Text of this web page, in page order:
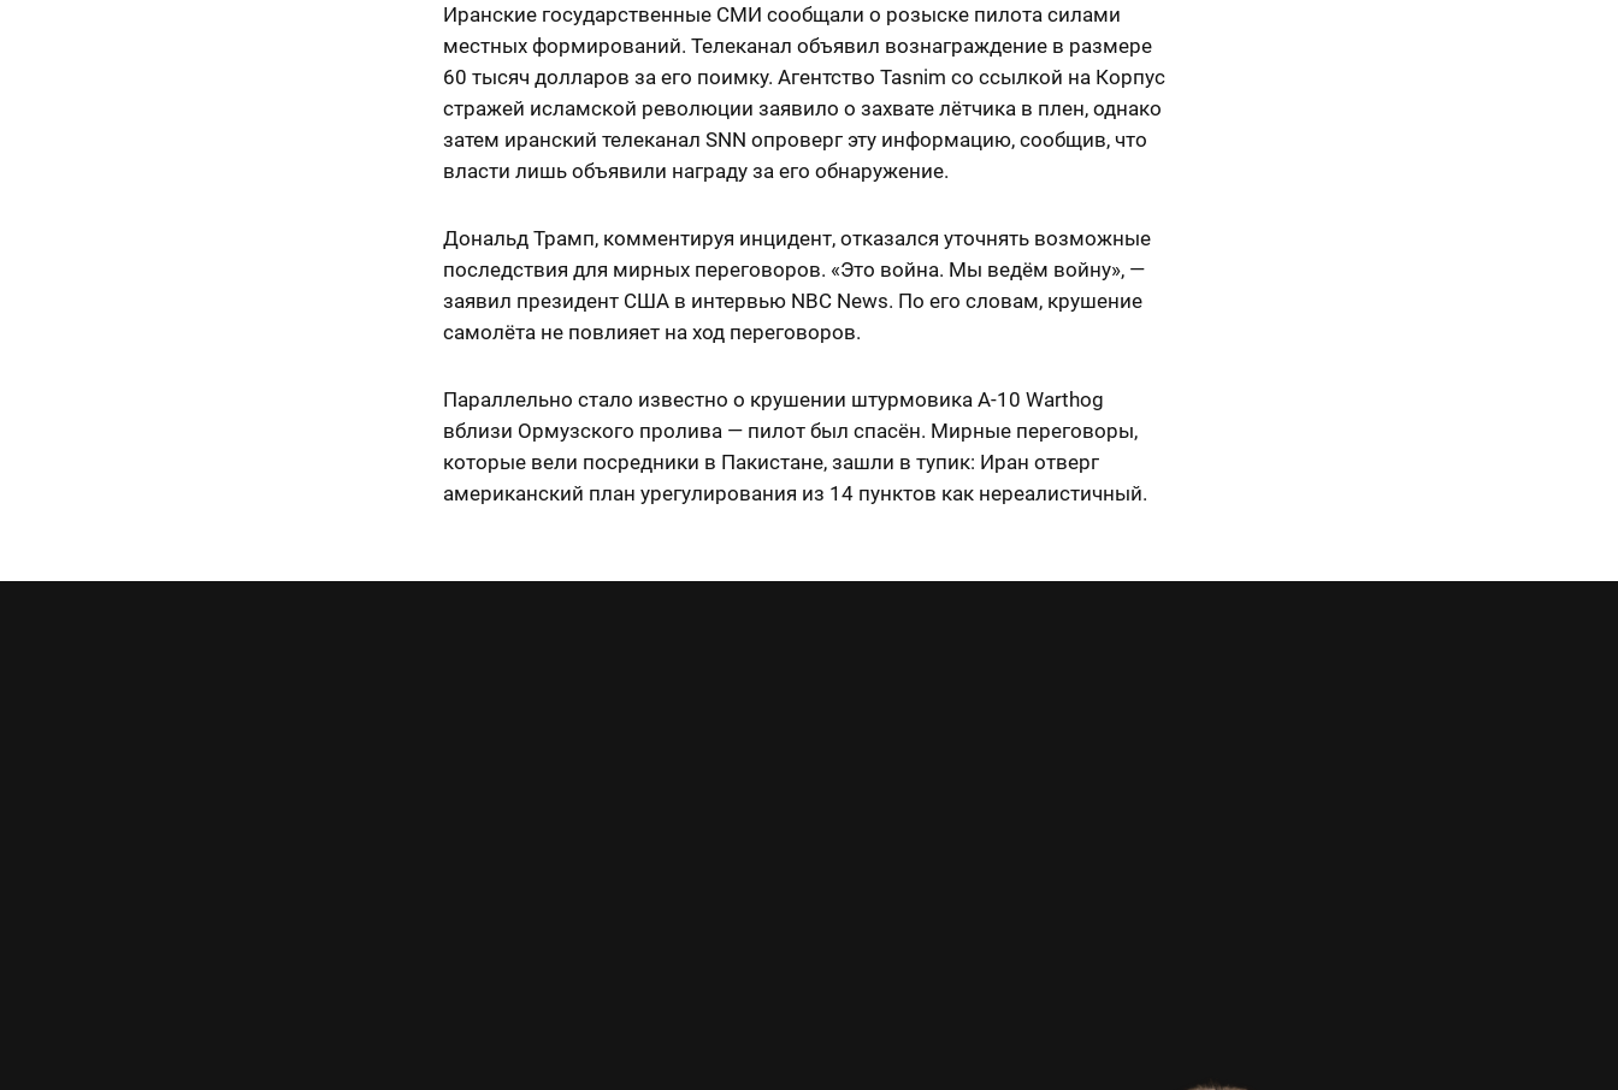
Иранские государственные СМИ сообщали о розыске пилота силами
местных формирований. Телеканал объявил вознаграждение в размере
60 тысяч долларов за его поимку. Агентство Tasnim со ссылкой на Корпус
стражей исламской революции заявило о захвате лётчика в плен, однако
затем иранский телеканал SNN опроверг эту информацию, сообщив, что
власти лишь объявили награду за его обнаружение.
Дональд Трамп, комментируя инцидент, отказался уточнять возможные
последствия для мирных переговоров. «Это война. Мы ведём войну», —
заявил президент США в интервью NBC News. По его словам, крушение
самолёта не повлияет на ход переговоров.
Параллельно стало известно о крушении штурмовика A-10 Warthog
вблизи Ормузского пролива — пилот был спасён. Мирные переговоры,
которые вели посредники в Пакистане, зашли в тупик: Иран отверг
американский план урегулирования из 14 пунктов как нереалистичный.